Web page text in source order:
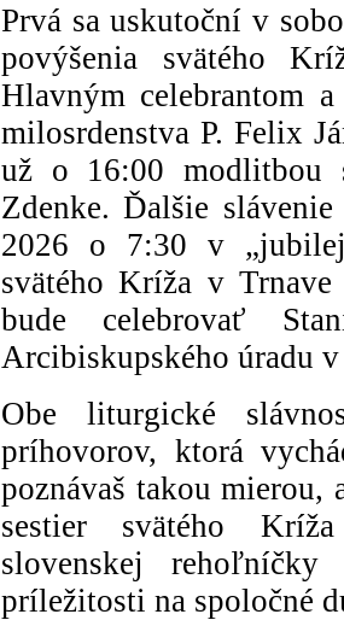
Prvá sa uskutoční v
povýšenia svätého
Hlavným celebrantom
milosrdenstva P. Felix
už o 16:00 modlitbou
Zdenke. Ďalšie
2026 o 7:30 v
svätého Kríža v
bude celebrovať
Arcibiskupského úradu
Obe liturgické
príhovorov, ktorá
poznávaš takou mierou,
sestier svätého
slovenskej
príležitosti na spoločné